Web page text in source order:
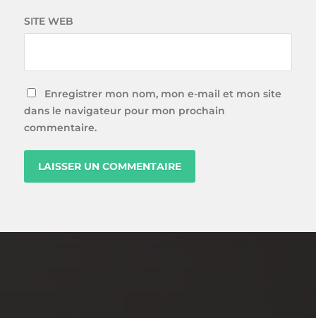
SITE WEB
Enregistrer mon nom, mon e-mail et mon site
dans le navigateur pour mon prochain
commentaire.